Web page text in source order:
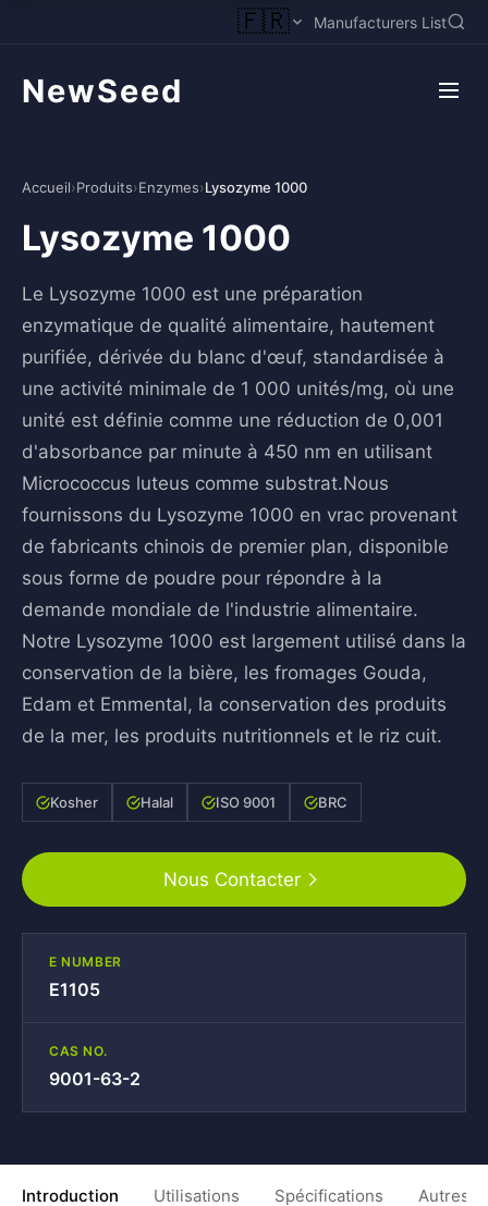
🇫🇷 Manufacturers List
NewSeed
Accueil›Produits›Enzymes›Lysozyme 1000
Lysozyme 1000
Le Lysozyme 1000 est une préparation
enzymatique de qualité alimentaire, hautement
purifiée, dérivée du blanc d'œuf, standardisée à
une activité minimale de 1 000 unités/mg, où une
unité est définie comme une réduction de 0,001
d'absorbance par minute à 450 nm en utilisant
Micrococcus luteus comme substrat.Nous
fournissons du Lysozyme 1000 en vrac provenant
de fabricants chinois de premier plan, disponible
sous forme de poudre pour répondre à la
demande mondiale de l'industrie alimentaire.
Notre Lysozyme 1000 est largement utilisé dans la
conservation de la bière, les fromages Gouda,
Edam et Emmental, la conservation des produits
de la mer, les produits nutritionnels et le riz cuit.
Kosher Halal ISO 9001 BRC
Nous Contacter
E NUMBER
E1105
CAS NO.
9001-63-2
Introduction Utilisations Spécifications Autres